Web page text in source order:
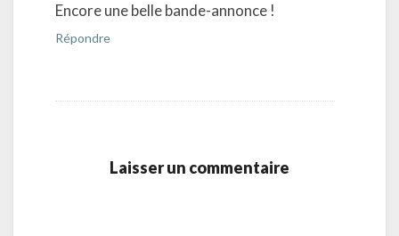
Encore une belle bande-annonce !
Répondre
Laisser un commentaire